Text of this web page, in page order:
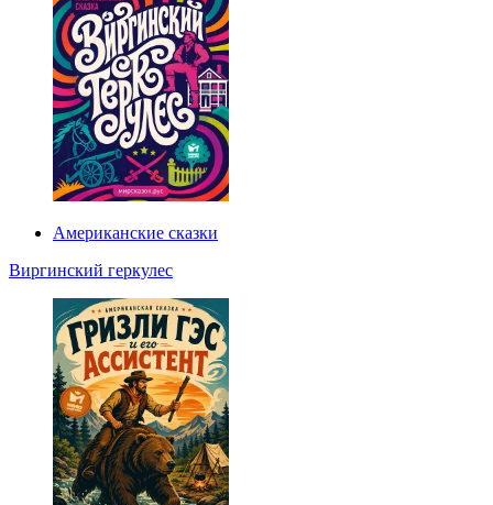
Американские сказки
Виргинский геркулес